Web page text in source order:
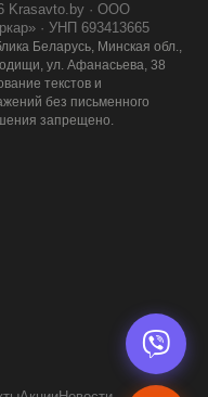
Krasavto.by · ООО
· УНП 693413665
Беларусь, Минская обл.,
ул. Афанасьева, 38
текстов и
без письменного
запрещено.